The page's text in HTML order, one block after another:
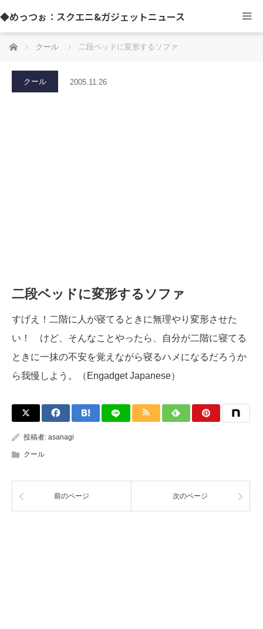
◆めっつぉ：スクエニ&ガジェットニュース
ホーム クール 二段ベッドに変形するソファ
クール 2005.11.26
二段ベッドに変形するソファ
すげえ！二階に人が寝てるときに無理やり変形させた
い！ けど、そんなことやったら、自分が二階に寝てる
ときに一抹の不安を覚えながら寝るハメになるだろうか
ら我慢しよう。（Engadget Japanese）
投稿者: asanagi
クール
前のページ 次のページ